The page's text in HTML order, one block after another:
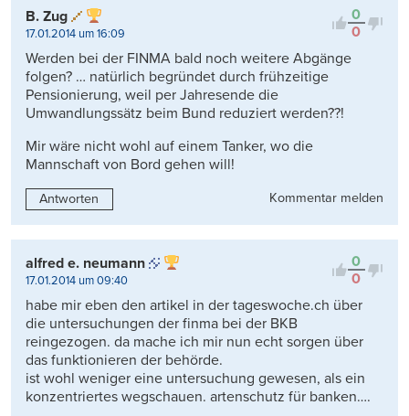
0
0
B. Zug
17.01.2014 um 16:09
Werden bei der FINMA bald noch weitere Abgänge
folgen? … natürlich begründet durch frühzeitige
Pensionierung, weil per Jahresende die
Umwandlungssätz beim Bund reduziert werden??!
Mir wäre nicht wohl auf einem Tanker, wo die
Mannschaft von Bord gehen will!
Antworten Kommentar melden
0
0
alfred e. neumann
17.01.2014 um 09:40
habe mir eben den artikel in der tageswoche.ch über
die untersuchungen der finma bei der BKB
reingezogen. da mache ich mir nun echt sorgen über
das funktionieren der behörde.
ist wohl weniger eine untersuchung gewesen, als ein
konzentriertes wegschauen. artenschutz für banken….